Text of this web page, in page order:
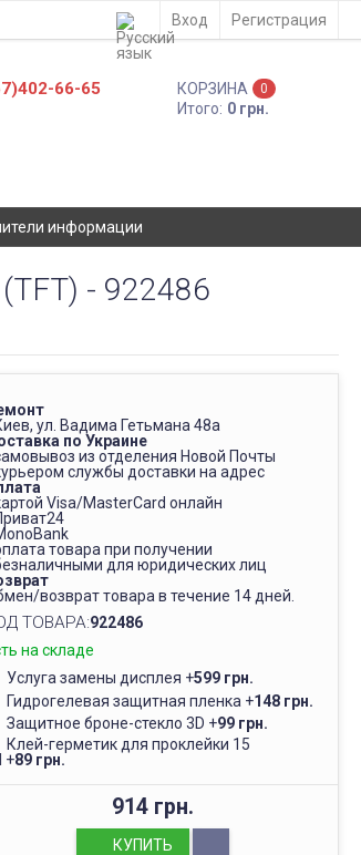
Вход Регистрация
66-65 КОРЗИНА 0
Итого: 0 грн.
информации
- 922486
ул. Вадима Гетьмана 48а
по Украине
из отделения Новой Почты
службы доставки на адрес
Visa/MasterCard онлайн
товара при получении
для юридических лиц
возврат товара в течение 14 дней.
ТОВАРА:922486
на складе
Услуга замены дисплея +599 грн.
Гидрогелевая защитная пленка +148 грн.
Защитное броне-стекло 3D +99 грн.
Клей-герметик для проклейки 15
+89 грн.
914 грн.
КУПИТЬ